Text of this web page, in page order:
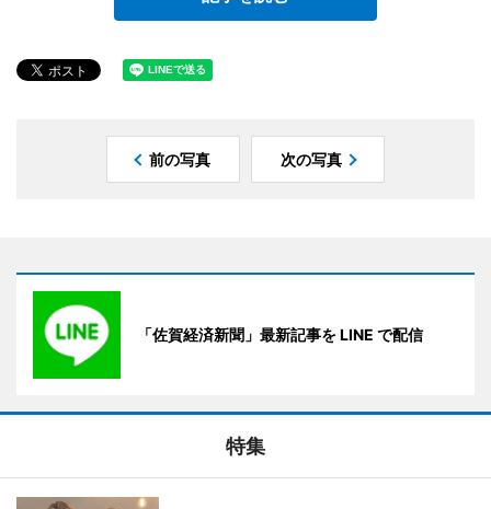
前の写真 次の写真
「佐賀経済新聞」最新記事を LINE で配信
特集